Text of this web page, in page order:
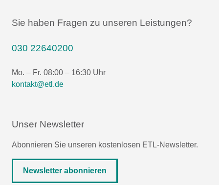
Sie haben Fragen zu unseren Leistungen?
030 22640200
Mo. – Fr. 08:00 – 16:30 Uhr
kontakt@etl.de
Unser Newsletter
Abonnieren Sie unseren kostenlosen ETL-Newsletter.
Newsletter abonnieren